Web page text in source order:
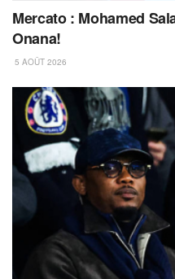
Mercato : Mohamed
Onana!
5 AOÛT 2026